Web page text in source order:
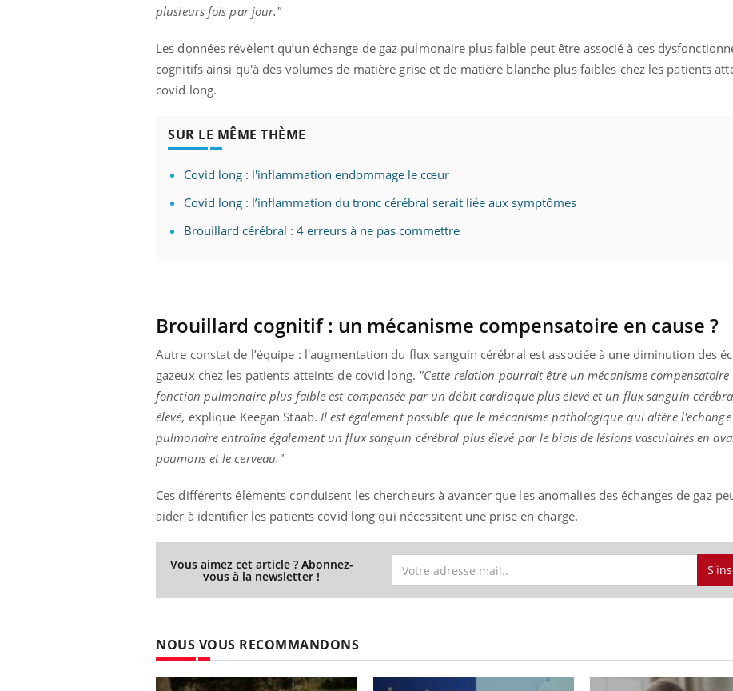
plusieurs fois par jour."
Les données révèlent qu’un échange de gaz pulmonaire plus faible peut être associé à ces
cognitifs ainsi qu'à des volumes de matière grise et de matière blanche plus faibles chez les patients
covid long.
SUR LE MÊME THÈME
Covid long : l'inflammation endommage le cœur
Covid long : l’inflammation du tronc cérébral serait liée aux symptômes
Brouillard cérébral : 4 erreurs à ne pas commettre
Brouillard cognitif : un mécanisme compensatoire en cause ?
Autre constat de l’équipe : l'augmentation du flux sanguin cérébral est associée à une diminution des
gazeux chez les patients atteints de covid long. "Cette relation pourrait être un mécanisme compensatoire
fonction pulmonaire plus faible est compensée par un débit cardiaque plus élevé et un flux sanguin
élevé, explique Keegan Staab. Il est également possible que le mécanisme pathologique qui altère
pulmonaire entraîne également un flux sanguin cérébral plus élevé par le biais de lésions vasculaires en
poumons et le cerveau."
Ces différents éléments conduisent les chercheurs à avancer que les anomalies des échanges de gaz
aider à identifier les patients covid long qui nécessitent une prise en charge.
Vous aimez cet article ? Abonnez-
vous à la newsletter !
NOUS VOUS RECOMMANDONS